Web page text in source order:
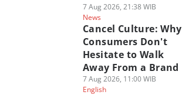
7 Aug 2026, 21:38 WIB
News
Cancel Culture: Why
Consumers Don't
Hesitate to Walk
Away From a Brand
7 Aug 2026, 11:00 WIB
English